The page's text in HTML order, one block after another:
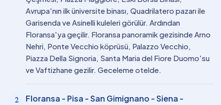
Avrupa'nın ilk üniversite binası, Quadrilatero pazarı ile
Garisenda ve Asinelli kuleleri görülür. Ardından
Floransa'ya geçilir. Floransa panoramik gezisinde Arno
Nehri, Ponte Vecchio köprüsü, Palazzo Vecchio,
Piazza Della Signoria, Santa Maria del Fiore Duomo'su
ve Vaftizhane gezilir. Geceleme otelde.
2
Floransa - Pisa - San Gimignano - Siena -